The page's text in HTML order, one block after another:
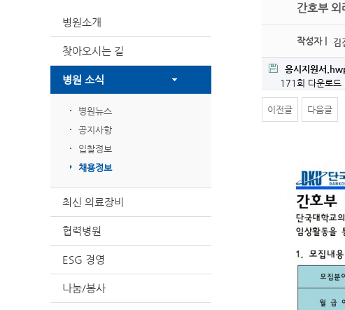
병원소개
찾아오시는 길
병원 소식
병원뉴스
공지사항
입찰정보
채용정보
최신 의료장비
협력병원
ESG 경영
나눔/봉사
간호부
작성자 | 김
응시지원서
171회 다운로드
이전글 다음글